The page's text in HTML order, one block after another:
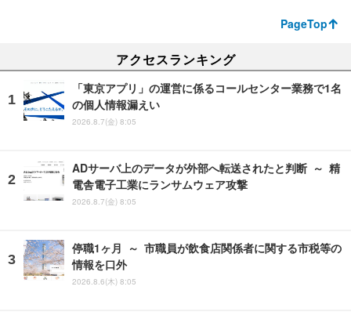
PageTop
アクセスランキング
「東京アプリ」の運営に係るコールセンター業務で1名
の個人情報漏えい
2026.8.7(金) 8:05
ADサーバ上のデータが外部へ転送されたと判断 ～ 精
電舎電子工業にランサムウェア攻撃
2026.8.7(金) 8:05
停職1ヶ月 ～ 市職員が飲食店関係者に関する市税等の
情報を口外
2026.8.6(木) 8:05